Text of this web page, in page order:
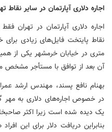
اجاره دلاری آپارتمان در سایر نقاط
اجاره دلاری آپارتمان در
متری در خیابان خرمشهر یکی از
آن بعد از توافق با مستأجر مشخص
بهنام نافع پسند، مهندس ارشد
در خصوص اجاره‌های دلاری به
یک دیده شده است زیرا اکثر
بنابراین دریافت دلار برای این